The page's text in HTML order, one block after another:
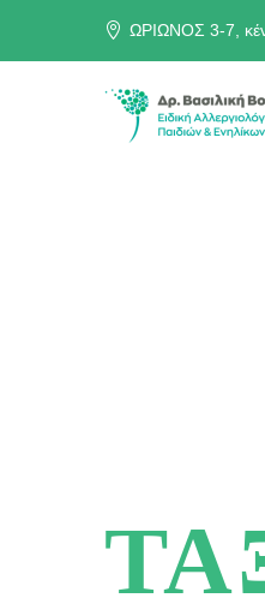
ΩΡΙΩΝΟΣ 3-7,